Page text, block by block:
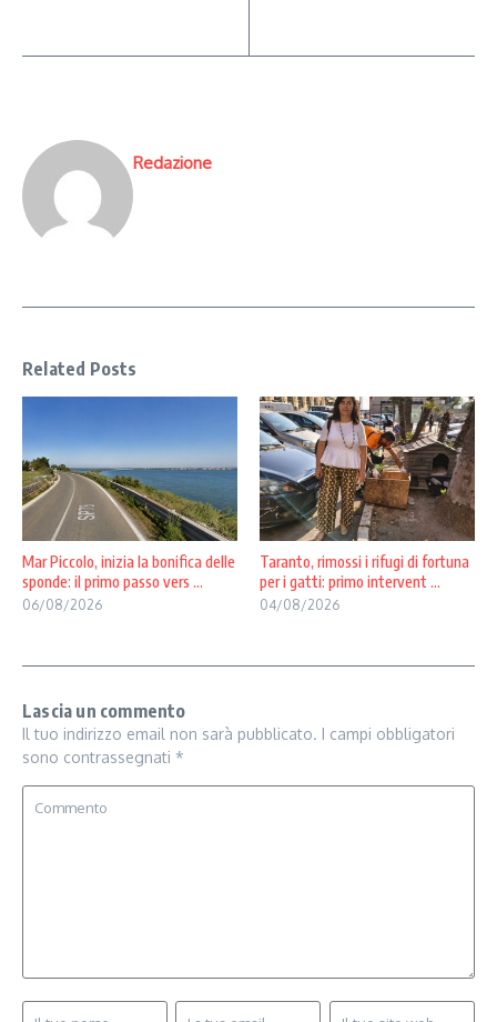
Redazione
Related Posts
Mar Piccolo, inizia la bonifica delle
sponde: il primo passo vers ...
06/08/2026
Taranto, rimossi i rifugi di fortuna
per i gatti: primo intervent ...
04/08/2026
Lascia un commento
Il tuo indirizzo email non sarà pubblicato. I campi obbligatori
sono contrassegnati *